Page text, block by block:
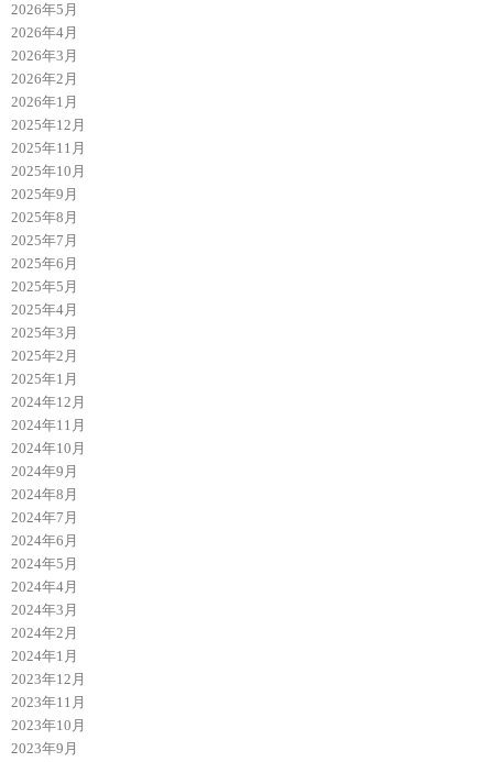
2026年5月
2026年4月
2026年3月
2026年2月
2026年1月
2025年12月
2025年11月
2025年10月
2025年9月
2025年8月
2025年7月
2025年6月
2025年5月
2025年4月
2025年3月
2025年2月
2025年1月
2024年12月
2024年11月
2024年10月
2024年9月
2024年8月
2024年7月
2024年6月
2024年5月
2024年4月
2024年3月
2024年2月
2024年1月
2023年12月
2023年11月
2023年10月
2023年9月